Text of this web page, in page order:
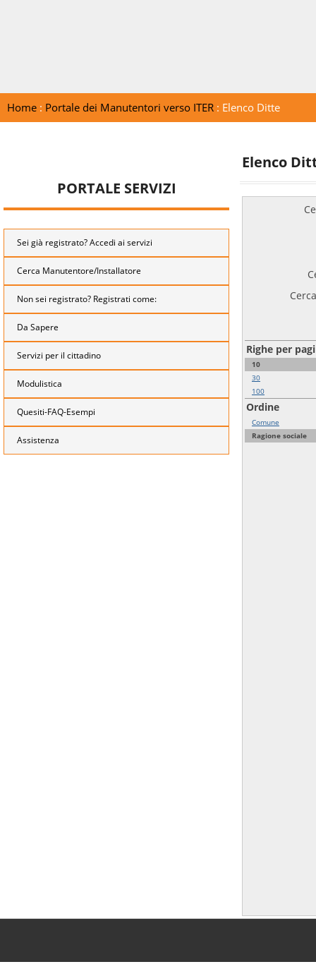
Home: Portale dei Manutentori verso ITER: Elenco Ditte
PORTALE SERVIZI
Sei già registrato? Accedi ai servizi
Cerca Manutentore/Installatore
Non sei registrato? Registrati come:
Da Sapere
Servizi per il cittadino
Modulistica
Quesiti-FAQ-Esempi
Assistenza
Elenco
Righe per
10
30
100
Ordine
Comune
Ragione sociale